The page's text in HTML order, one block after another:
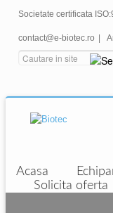
Societate certificata
contact@e-biotec.ro
Acasa
Solicita oferta